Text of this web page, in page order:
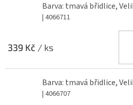
Barva: tmavá břidlice,
| 4066711
339 Kč / ks
Barva: tmavá břidlice,
| 4066707